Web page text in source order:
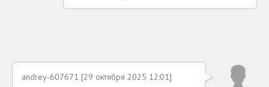
andrey-607671 [29 октября 2025 12:01]